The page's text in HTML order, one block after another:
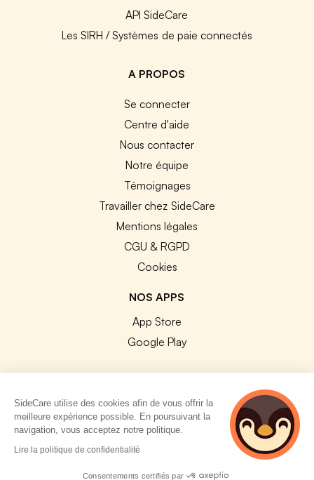
API SideCare
Les SIRH / Systèmes de paie connectés
A PROPOS
Se connecter
Centre d'aide
Nous contacter
Notre équipe
Témoignages
Travailler chez SideCare
Mentions légales
CGU & RGPD
Cookies
NOS APPS
App Store
Google Play
© 2026 SideCare. Tous droits réservés.
SideCare utilise des cookies afin de vous offrir la
meilleure expérience possible. En poursuivant la
navigation, vous acceptez notre politique.
Lire la politique de confidentialité
Consentements certifiés par
4 personnes
consultent
actuellement cette